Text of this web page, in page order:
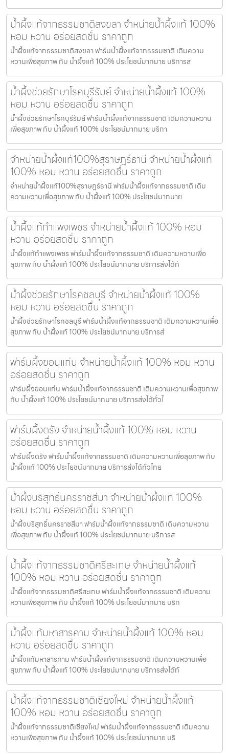
น้ำผึ้งแท้จากธรรมชาติสงขลา จำหน่ายน้ำผึ้งแท้ 100%
หอม หวาน อร่อยสดชื่น ราคาถูก
น้ำผึ้งแท้จากธรรมชาติสงขลา ฟาร์มน้ำผึ้งแท้จากธรรมชาติ เติมความ
หวานเพื่อสุขภาพ กับ น้ำผึ้งแท้ 100% ประโยชน์มากมาย บริการส
น้ำผึ้งช่วยรักษาโรคบุรีรัมย์ จำหน่ายน้ำผึ้งแท้ 100%
หอม หวาน อร่อยสดชื่น ราคาถูก
น้ำผึ้งช่วยรักษาโรคบุรีรัมย์ ฟาร์มน้ำผึ้งแท้จากธรรมชาติ เติมความหวาน
เพื่อสุขภาพ กับ น้ำผึ้งแท้ 100% ประโยชน์มากมาย บริกา
จำหน่ายน้ำผึ้งแท้100%สุราษฎร์ธานี จำหน่ายน้ำผึ้งแท้
100% หอม หวาน อร่อยสดชื่น ราคาถูก
จำหน่ายน้ำผึ้งแท้100%สุราษฎร์ธานี ฟาร์มน้ำผึ้งแท้จากธรรมชาติ เติม
ความหวานเพื่อสุขภาพ กับ น้ำผึ้งแท้ 100% ประโยชน์มากมาย
น้ำผึ้งแท้กำแพงเพชร จำหน่ายน้ำผึ้งแท้ 100% หอม
หวาน อร่อยสดชื่น ราคาถูก
น้ำผึ้งแท้กำแพงเพชร ฟาร์มน้ำผึ้งแท้จากธรรมชาติ เติมความหวานเพื่อ
สุขภาพ กับ น้ำผึ้งแท้ 100% ประโยชน์มากมาย บริการส่งได้ทั
น้ำผึ้งช่วยรักษาโรคชลบุรี จำหน่ายน้ำผึ้งแท้ 100%
หอม หวาน อร่อยสดชื่น ราคาถูก
น้ำผึ้งช่วยรักษาโรคชลบุรี ฟาร์มน้ำผึ้งแท้จากธรรมชาติ เติมความหวานเพื่อ
สุขภาพ กับ น้ำผึ้งแท้ 100% ประโยชน์มากมาย บริการส่
ฟาร์มผึ้งขอนแก่น จำหน่ายน้ำผึ้งแท้ 100% หอม หวาน
อร่อยสดชื่น ราคาถูก
ฟาร์มผึ้งขอนแก่น ฟาร์มน้ำผึ้งแท้จากธรรมชาติ เติมความหวานเพื่อสุขภาพ
กับ น้ำผึ้งแท้ 100% ประโยชน์มากมาย บริการส่งได้ทั่วไ
ฟาร์มผึ้งตรัง จำหน่ายน้ำผึ้งแท้ 100% หอม หวาน
อร่อยสดชื่น ราคาถูก
ฟาร์มผึ้งตรัง ฟาร์มน้ำผึ้งแท้จากธรรมชาติ เติมความหวานเพื่อสุขภาพ กับ
น้ำผึ้งแท้ 100% ประโยชน์มากมาย บริการส่งได้ทั่วไทย
น้ำผึ้งบริสุทธิ์นครราชสีมา จำหน่ายน้ำผึ้งแท้ 100%
หอม หวาน อร่อยสดชื่น ราคาถูก
น้ำผึ้งบริสุทธิ์นครราชสีมา ฟาร์มน้ำผึ้งแท้จากธรรมชาติ เติมความหวาน
เพื่อสุขภาพ กับ น้ำผึ้งแท้ 100% ประโยชน์มากมาย บริการส
น้ำผึ้งแท้จากธรรมชาติศรีสะเกษ จำหน่ายน้ำผึ้งแท้
100% หอม หวาน อร่อยสดชื่น ราคาถูก
น้ำผึ้งแท้จากธรรมชาติศรีสะเกษ ฟาร์มน้ำผึ้งแท้จากธรรมชาติ เติมความ
หวานเพื่อสุขภาพ กับ น้ำผึ้งแท้ 100% ประโยชน์มากมาย บริก
น้ำผึ้งแท้มหาสารคาม จำหน่ายน้ำผึ้งแท้ 100% หอม
หวาน อร่อยสดชื่น ราคาถูก
น้ำผึ้งแท้มหาสารคาม ฟาร์มน้ำผึ้งแท้จากธรรมชาติ เติมความหวานเพื่อ
สุขภาพ กับ น้ำผึ้งแท้ 100% ประโยชน์มากมาย บริการส่งได้ทั
น้ำผึ้งแท้จากธรรมชาติเชียงใหม่ จำหน่ายน้ำผึ้งแท้
100% หอม หวาน อร่อยสดชื่น ราคาถูก
น้ำผึ้งแท้จากธรรมชาติเชียงใหม่ ฟาร์มน้ำผึ้งแท้จากธรรมชาติ เติมความ
หวานเพื่อสุขภาพ กับ น้ำผึ้งแท้ 100% ประโยชน์มากมาย บริ